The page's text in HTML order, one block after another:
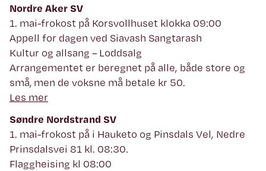
Nordre Aker SV
1. mai-frokost på Korsvollhuset klokka 09:00
Appell for dagen ved Siavash Sangtarash
Kultur og allsang – Loddsalg
Arrangementet er beregnet på alle, både store og
små, men de voksne må betale kr 50.
Les mer
Søndre Nordstrand SV
1. mai-frokost på i Hauketo og Pinsdals Vel, Nedre
Prinsdalsvei 81 kl. 08:30.
Flaggheising kl 08:00